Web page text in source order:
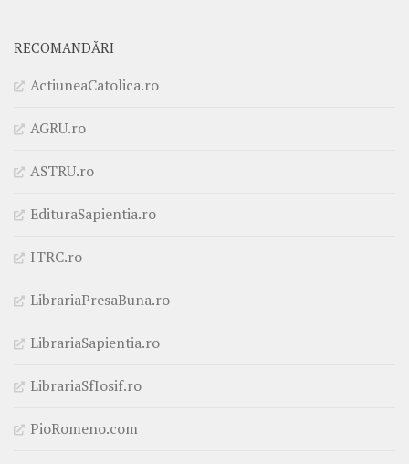
RECOMANDĂRI
ActiuneaCatolica.ro
AGRU.ro
ASTRU.ro
EdituraSapientia.ro
ITRC.ro
LibrariaPresaBuna.ro
LibrariaSapientia.ro
LibrariaSfIosif.ro
PioRomeno.com